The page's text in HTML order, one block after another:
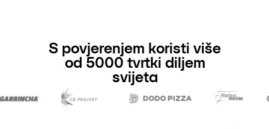
S povjerenjem koristi više
od 5000 tvrtki diljem
svijeta